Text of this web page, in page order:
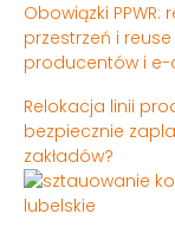
Obowiązki
przestrzeń i
producentów i
Relokacja linii
bezpiecznie
zakładów?